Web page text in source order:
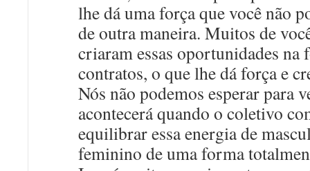
lhe dá uma força que você não
de outra maneira. Muitos de
criaram essas oportunidades na
contratos, o que lhe dá força e
Nós não podemos esperar para
acontecerá quando o coletivo
equilibrar essa energia de
feminino de uma forma